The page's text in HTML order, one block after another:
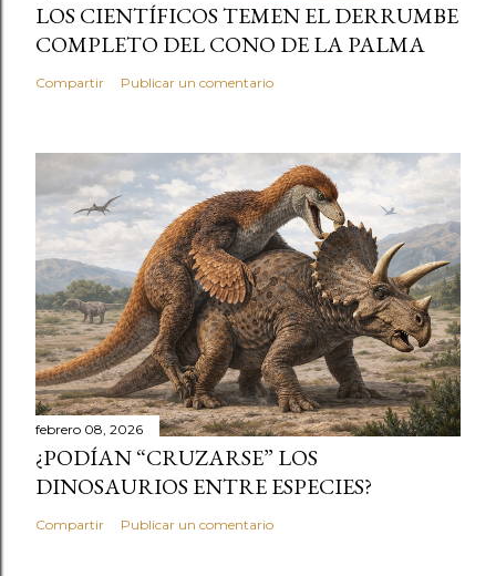
LOS CIENTÍFICOS TEMEN EL DERRUMBE
COMPLETO DEL CONO DE LA PALMA
Compartir Publicar un comentario
febrero 08, 2026
¿PODÍAN “CRUZARSE” LOS
DINOSAURIOS ENTRE ESPECIES?
Compartir Publicar un comentario